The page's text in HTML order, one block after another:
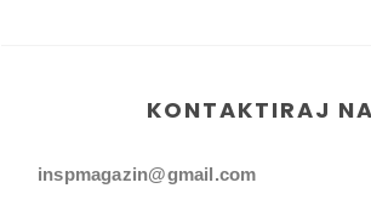
KONTAKTIRAJ
inspmagazin@gmail.com